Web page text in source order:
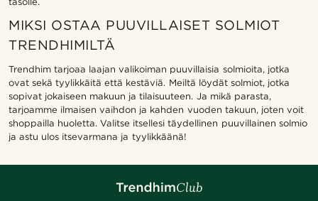
MIKSI OSTAA PUUVILLAISET SOLMIOT
TRENDHIMILTÄ
Trendhim tarjoaa laajan valikoiman puuvillaisia solmioita, jotka
ovat sekä tyylikkäitä että kestäviä. Meiltä löydät solmiot, jotka
sopivat jokaiseen makuun ja tilaisuuteen. Ja mikä parasta,
tarjoamme ilmaisen vaihdon ja kahden vuoden takuun, joten voit
shoppailla huoletta. Valitse itsellesi täydellinen puuvillainen solmio
ja astu ulos itsevarmana ja tyylikkäänä!